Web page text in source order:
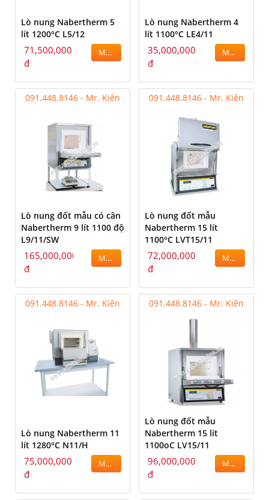
Lò nung Nabertherm 5
lít 1200°C L5/12
71,500,000
đ
MUA
Lò nung Nabertherm 4
lít 1100°C LE4/11
35,000,000
đ
MUA
091.448.8146 - Mr. Kiên
Lò nung đốt mẫu có cân
Nabertherm 9 lít 1100 độ
L9/11/SW
165,000,000
đ
MUA
091.448.8146 - Mr. Kiên
Lò nung đốt mẫu
Nabertherm 15 lít
1100°C LVT15/11
72,000,000
đ
MUA
091.448.8146 - Mr. Kiên
Lò nung Nabertherm 11
lít 1280°C N11/H
75,000,000
đ
MUA
091.448.8146 - Mr. Kiên
Lò nung đốt mẫu
Nabertherm 15 lít
1100oC LV15/11
96,000,000
đ
MUA